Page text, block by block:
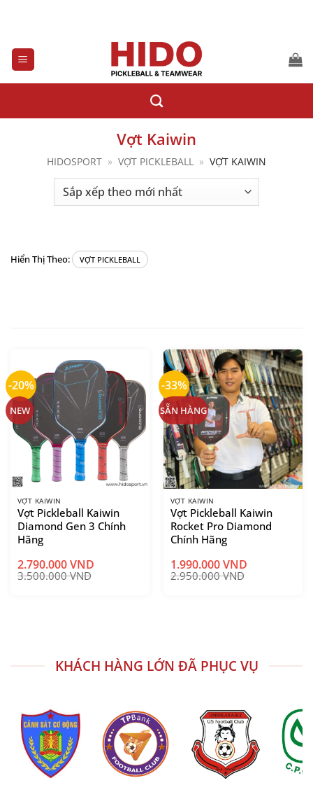
dung
Vợt Kaiwin
HIDOSPORT » VỢT PICKLEBALL » VỢT KAIWIN
Hiển Thị Theo: VỢT PICKLEBALL
-20%
NEW
VỢT KAIWIN
Vợt Pickleball Kaiwin
Diamond Gen 3 Chính
Hãng
2.790.000VND
3.500.000VND
-33%
SẴN HÀNG
VỢT KAIWIN
Vợt Pickleball Kaiwin
Rocket Pro Diamond
Chính Hãng
2.950.000VND
Giá
1.990.000VND
Giá
KHÁCH HÀNG LỚN ĐÃ PHỤC VỤ